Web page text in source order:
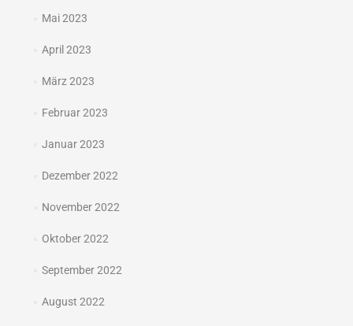
Mai 2023
April 2023
März 2023
Februar 2023
Januar 2023
Dezember 2022
November 2022
Oktober 2022
September 2022
August 2022